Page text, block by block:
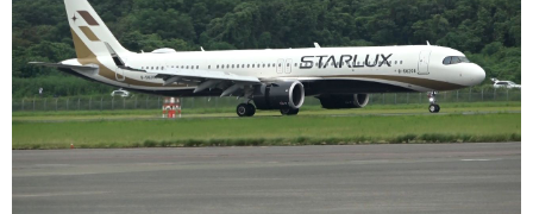
简体字
Français
Español
最新報導
深度報導
新聞